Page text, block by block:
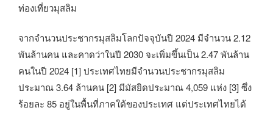
ท่องเที่ยวมุสลิม
จากจำนวนประชากรมุสลิมโลกปัจจุบันปี 2024 มีจำนวน 2.12
พันล้านคน และคาดว่าในปี 2030 จะเพิ่มขึ้นเป็น 2.47 พันล้าน
คนในปี 2024 [1] ประเทศไทยมีจำนวนประชากรมุสลิม
ประมาณ 3.64 ล้านคน [2] มีมัสยิดประมาณ 4,059 แห่ง [3] ซึ่ง
ร้อยละ 85 อยู่ในพื้นที่ภาคใต้ของประเทศ แต่ประเทศไทยได้